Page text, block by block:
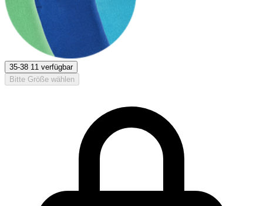
35-38 11 verfügbar
Bitte Größe wählen